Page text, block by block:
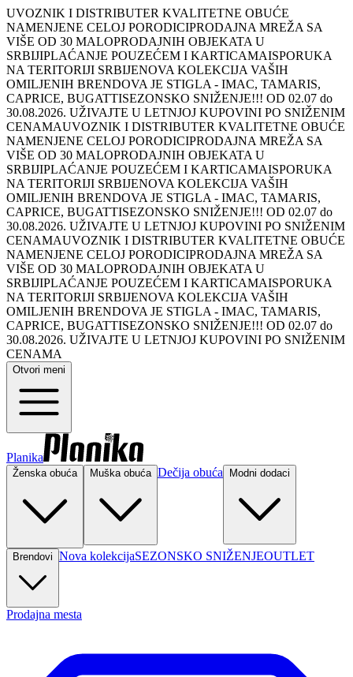
UVOZNIK I DISTRIBUTER KVALITETNE OBUĆE
NAMENJENE CELOJ PORODICIPRODAJNA MREŽA SA
VIŠE OD 30 MALOPRODAJNIH OBJEKATA U
SRBIJIPLAĆANJE POUZEĆEM I KARTICAMAISPORUKA
NA TERITORIJI SRBIJENOVA KOLEKCIJA VAŠIH
OMILJENIH BRENDOVA JE STIGLA - IMAC, TAMARIS,
CAPRICE, BUGATTISEZONSKO SNIŽENJE!!! OD 02.07 do
30.08.2026. UŽIVAJTE U LETNJOJ KUPOVINI PO SNIŽENIM
CENAMAUVOZNIK I DISTRIBUTER KVALITETNE OBUĆE
NAMENJENE CELOJ PORODICIPRODAJNA MREŽA SA
VIŠE OD 30 MALOPRODAJNIH OBJEKATA U
SRBIJIPLAĆANJE POUZEĆEM I KARTICAMAISPORUKA
NA TERITORIJI SRBIJENOVA KOLEKCIJA VAŠIH
OMILJENIH BRENDOVA JE STIGLA - IMAC, TAMARIS,
CAPRICE, BUGATTISEZONSKO SNIŽENJE!!! OD 02.07 do
30.08.2026. UŽIVAJTE U LETNJOJ KUPOVINI PO SNIŽENIM
CENAMAUVOZNIK I DISTRIBUTER KVALITETNE OBUĆE
NAMENJENE CELOJ PORODICIPRODAJNA MREŽA SA
VIŠE OD 30 MALOPRODAJNIH OBJEKATA U
SRBIJIPLAĆANJE POUZEĆEM I KARTICAMAISPORUKA
NA TERITORIJI SRBIJENOVA KOLEKCIJA VAŠIH
OMILJENIH BRENDOVA JE STIGLA - IMAC, TAMARIS,
CAPRICE, BUGATTISEZONSKO SNIŽENJE!!! OD 02.07 do
30.08.2026. UŽIVAJTE U LETNJOJ KUPOVINI PO SNIŽENIM
CENAMA
Otvori meni
Planika
Ženska obuća Muška obuća Dečija obuća Modni dodaci
Brendovi Nova kolekcijaSEZONSKO SNIŽENJEOUTLET
Prodajna mesta